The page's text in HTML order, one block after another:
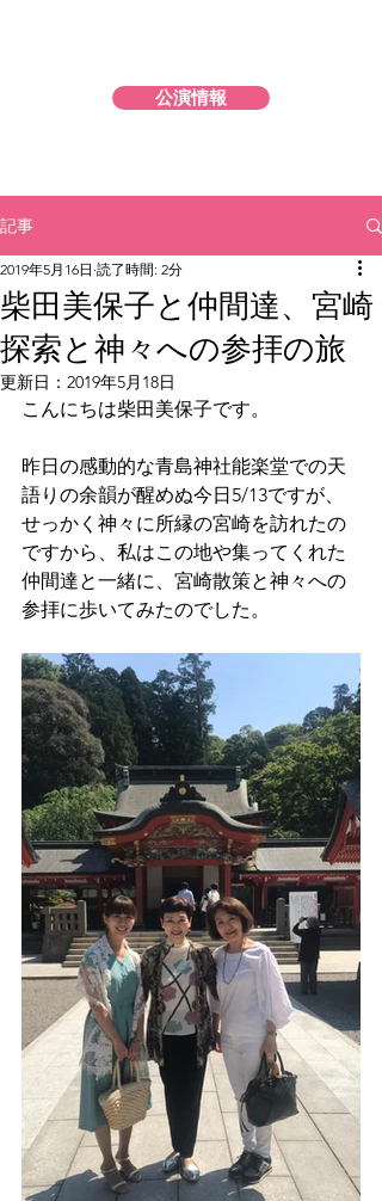
公演情報
記事
柴田美保子と仲間達、宮崎
探索と神々への参拝の旅
2019年5月16日 読了時間: 2分
更新日： 2019年5月18日
こんにちは柴田美保子です。
昨日の感動的な青島神社能楽堂での天
語りの余韻が醒めぬ今日5/13ですが、
せっかく神々に所縁の宮崎を訪れたの
ですから、私はこの地や集ってくれた
仲間達と一緒に、宮崎散策と神々への
参拝に歩いてみたのでした。